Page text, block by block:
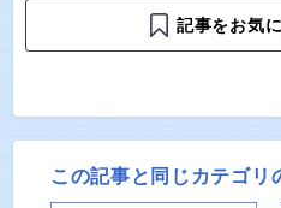
記事をお気
この記事と同じカテゴリ